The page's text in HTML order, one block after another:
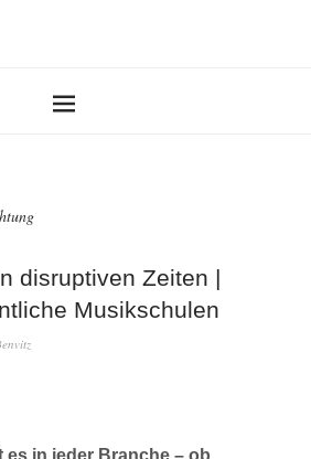
disruptiven Zeiten |
Musikschulen
es in jeder Branche – ob